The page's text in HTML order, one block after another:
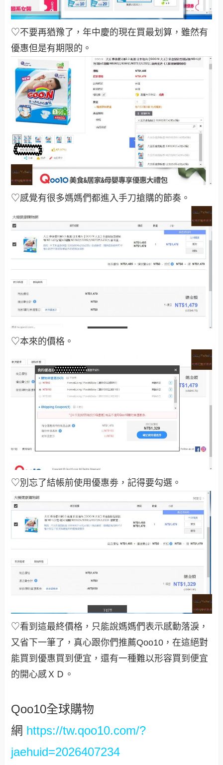
♡不要再猶豫了，年中慶的現在買最划算，雖然有
優惠但是有期限的 。
♡感覺有很多媽媽們都進入手刀搶購的節奏 。
♡本來的價格 。
♡別忘了結帳前使用優惠劵，記得要勾選 。
♡看到這最終價格，只能說媽媽們表示感動落淚，
又省下一筆了，真心跟你們推薦Qoo10，在這絕對
能買到優惠買到便宜，還有一種難以形容買到便宜
的開心感ＸＤ 。
Qoo10全球購物
網 https://tw.qoo10.com/?
jaehuid=2026407234